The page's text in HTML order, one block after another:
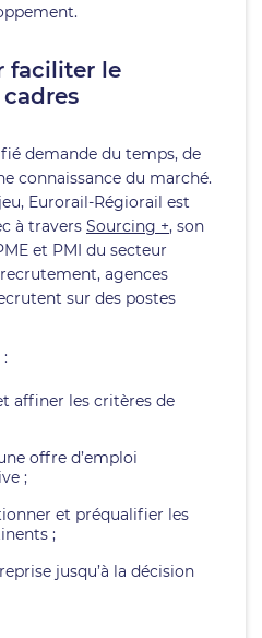
faciliter le
demande du temps, de
connaissance du marché.
Eurorail-Régiorail est
à travers Sourcing +, son
et PMI du secteur
agences
sur des postes
affiner les critères de
offre d’emploi
;
et préqualifier les
;
jusqu’à la décision